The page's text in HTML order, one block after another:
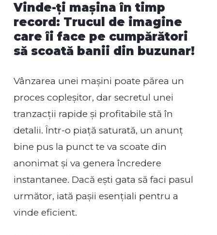
Vinde-ți mașina în timp
record: Trucul de imagine
care îi face pe cumpărători
să scoată banii din buzunar!
Vânzarea unei mașini poate părea un
proces copleșitor, dar secretul unei
tranzacții rapide și profitabile stă în
detalii. Într-o piață saturată, un anunț
bine pus la punct te va scoate din
anonimat și va genera încredere
instantanee. Dacă ești gata să faci pasul
următor, iată pașii esențiali pentru a
vinde eficient.